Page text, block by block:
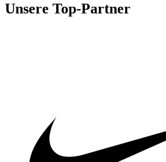
Unsere Top-Partner